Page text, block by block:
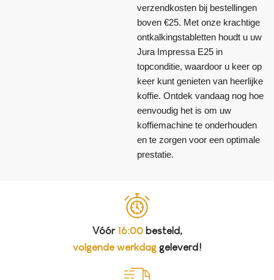
verzendkosten bij bestellingen
boven €25. Met onze krachtige
ontkalkingstabletten houdt u uw
Jura Impressa E25 in
topconditie, waardoor u keer op
keer kunt genieten van heerlijke
koffie. Ontdek vandaag nog hoe
eenvoudig het is om uw
koffiemachine te onderhouden
en te zorgen voor een optimale
prestatie.
Vóór 16:00besteld,
volgende werkdaggeleverd!